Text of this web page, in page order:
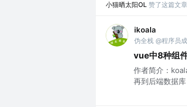
小猫晒太阳OL 赞了这篇文章
ikoala
伪全栈 @程序员
vue中8种组
作者简介：
再到后端数据